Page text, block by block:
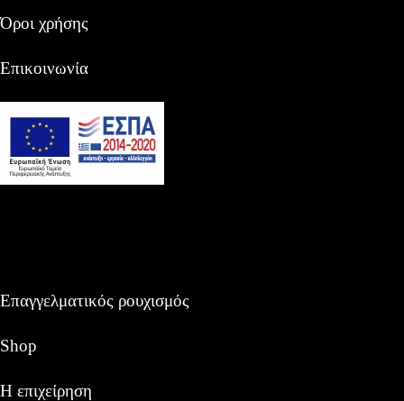
Όροι χρήσης
Επικοινωνία
Επαγγελματικός ρουχισμός
Shop
Η επιχείρηση